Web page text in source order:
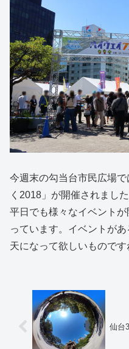
今週末の勾当台市民広場
く2018」が開催されまし
平日でも様々なイベント
っています。イベントが
天になって欲しいものです
仙台